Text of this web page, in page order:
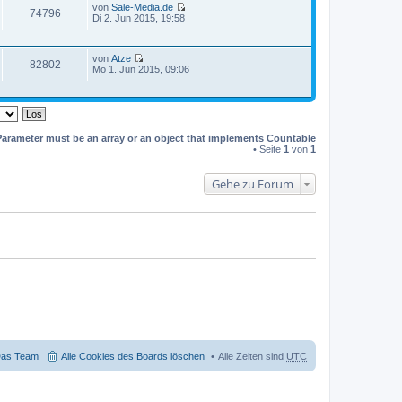
e
i
g
s
t
B
i
a
74796 von Sale-Media.de
e
t
B
t
r
Di 2. Jun 2015, 19:58
82802 von Atze
N
e
r
Mo 1. Jun 2015, 09:06
must be an array or an object that implements Countable
• Seite 1 von 1
Gehe zu Forum
Alle Zeiten sind UTC
Alle Cookies des Boards löschen
Team